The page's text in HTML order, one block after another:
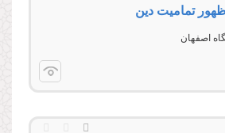
ظهور تمامیت دین
اصفهان